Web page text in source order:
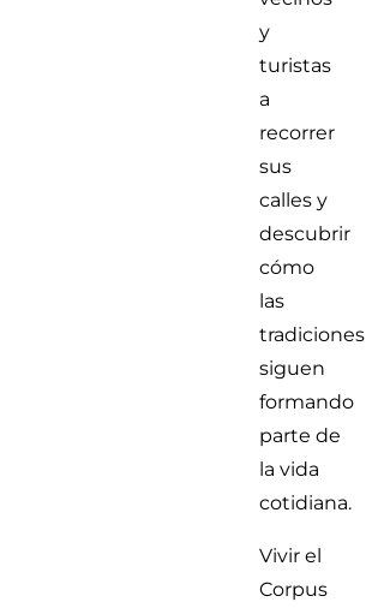
y
turistas
a
recorrer
sus
calles y
descubrir
cómo
las
tradiciones
siguen
formando
parte de
la vida
cotidiana.
Vivir el
Corpus